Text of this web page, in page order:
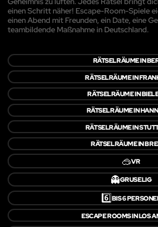
einen Schritt näher! Escape-Room-Spiele
einen Abend mit Freunden, ein Date, eine
teambildende Maßnahme in Deutschland.
RÄTSELRÄUME IN
RÄTSELRÄUME IN
RÄTSELRÄUME IN
RÄTSELRÄUME IN
RÄTSELRÄUME IN
RÄTSELRÄUME IN
🥽VR
👻GRUSELIG
6️⃣BIS 6
ESCAPE ROOMS IN LOS